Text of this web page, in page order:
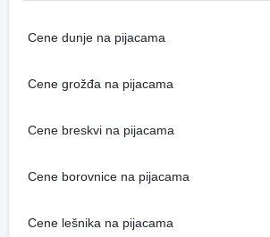
Cene dunje na pijacama
Cene grožđa na pijacama
Cene breskvi na pijacama
Cene borovnice na pijacama
Cene lešnika na pijacama